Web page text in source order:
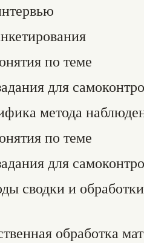
по теме
для
метода
по теме
для
сводки и обработки
обработка